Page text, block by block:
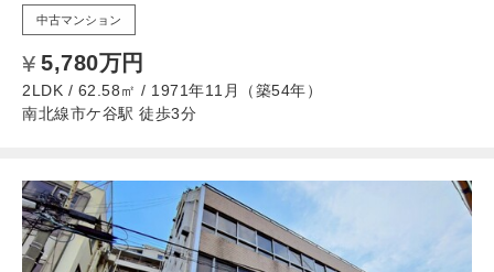
中古マンション
5,780万円
2LDK / 62.58㎡ / 1971年11月（築54年）
南北線市ケ谷駅 徒歩3分